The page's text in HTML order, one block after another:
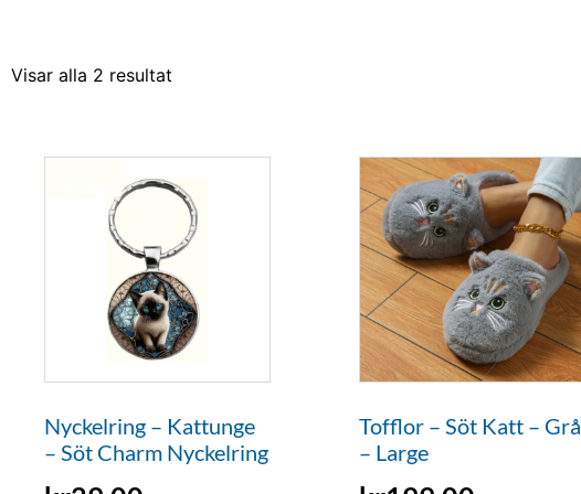
Visar alla 2 resultat
Nyckelring – Kattunge
– Söt Charm Nyckelring
Tofflor – Söt Katt – Grå
– Large